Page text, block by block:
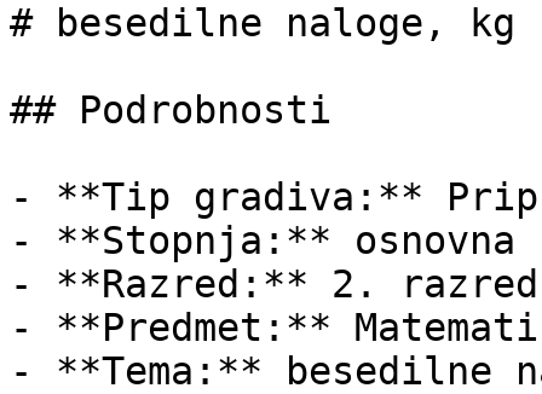
# besedilne naloge, kg
## Podrobnosti
- **Tip gradiva:**
- **Stopnja:** osnovna
- **Razred:** 2. razred
- **Predmet:**
- **Tema:** besedilne